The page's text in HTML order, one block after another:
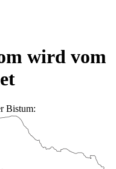
wird vom
Bistum: